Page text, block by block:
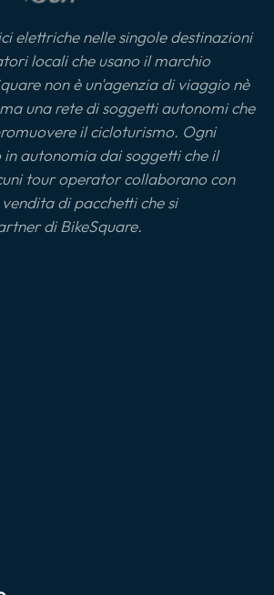
elettriche nelle singole destinazioni
locali che usano il marchio
non è un'agenzia di viaggio nè
una rete di soggetti autonomi che
il cicloturismo. Ogni
autonomia dai soggetti che il
tour operator collaborano con
di pacchetti che si
di BikeSquare.